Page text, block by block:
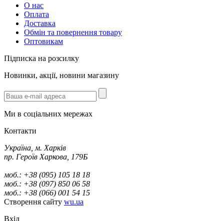
О нас
Оплата
Доставка
Обмін та повернення товару
Оптовикам
Підписка на розсилку
Новинки, акції, новини магазину
Ми в соціальних мережах
Контакти
Україна, м. Харків
пр. Героїв Харкова, 179Б
моб.: +38 (095) 105 18 18
моб.: +38 (097) 850 06 58
моб.: +38 (066) 001 54 15
Створення сайту wu.ua
Вхід